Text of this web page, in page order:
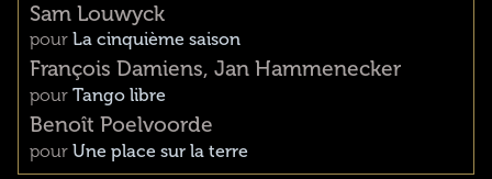
Sam Louwyck
pour La cinquième saison
François Damiens, Jan Hammenecker
pour Tango libre
Benoît Poelvoorde
pour Une place sur la terre